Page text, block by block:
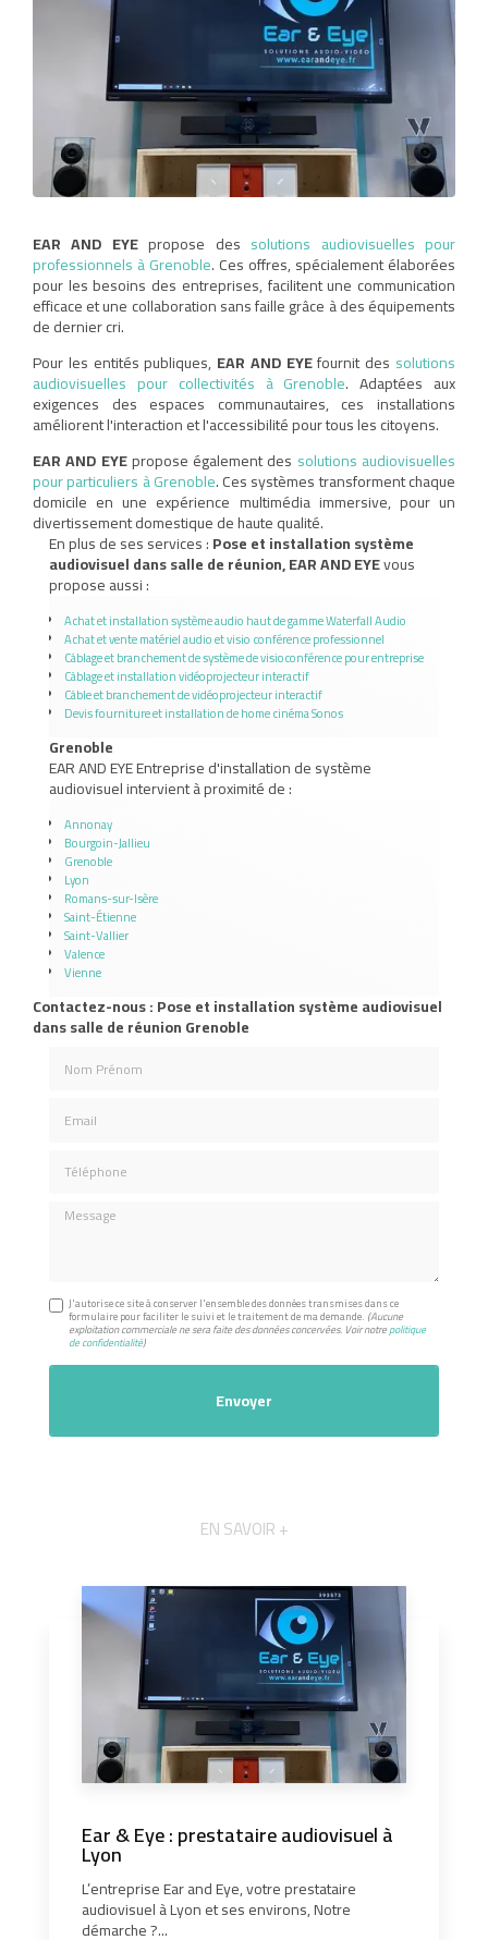
EAR AND EYEpropose des solutions audiovisuelles pour
professionnels à Grenoble. Ces offres, spécialement élaborées
pour les besoins des entreprises, facilitent une communication
efficace et une collaboration sans faille grâce à des équipements
de dernier cri.
Pour les entités publiques, EAR AND EYEfournit des solutions
audiovisuelles pour collectivités à Grenoble. Adaptées aux
exigences des espaces communautaires, ces installations
améliorent l'interaction et l'accessibilité pour tous les citoyens.
EAR AND EYEpropose également des solutions audiovisuelles
pour particuliers à Grenoble. Ces systèmes transforment chaque
domicile en une expérience multimédia immersive, pour un
divertissement domestique de haute qualité.
En plus de ses services :Pose et installation système
audiovisuel dans salle de réunion, EAR AND EYEvous
propose aussi :
Achat et installation système audio haut de gamme Waterfall Audio
Achat et vente matériel audio et visio conférence professionnel
Câblage et branchement de système de visioconférence pour entreprise
Câblage et installation vidéoprojecteur interactif
Câble et branchement de vidéoprojecteur interactif
Devis fourniture et installation de home cinéma Sonos
Grenoble
EAR AND EYE Entreprise d'installation de système
audiovisuel intervient à proximité de :
Annonay
Bourgoin-Jallieu
Grenoble
Lyon
Romans-sur-Isère
Saint-Étienne
Saint-Vallier
Valence
Vienne
Contactez-nous : Pose et installation système audiovisuel
dans salle de réunion Grenoble
Message
J'autorise ce site à conserver l'ensemble des données transmises dans ce
formulaire pour faciliter le suivi et le traitement de ma demande. (Aucune
exploitation commerciale ne sera faite des données concervées. Voir notrepolitique
de confidentialité)
EN SAVOIR +
Ear & Eye : prestataire audiovisuel à
Lyon
L’entreprise Ear and Eye, votre prestataire
audiovisuel à Lyon et ses environs, Notre
démarche ?...